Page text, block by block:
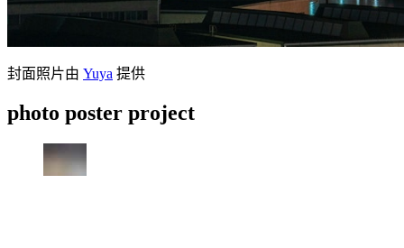
封面照片由 Yuya 提供
photo poster project